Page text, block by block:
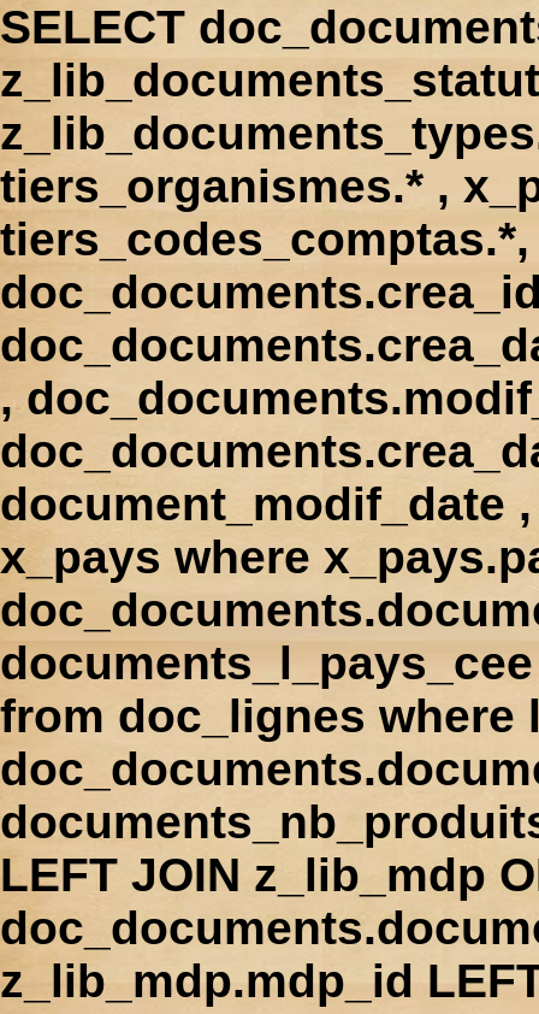
SELECT
tiers_organismes.* ,
,
document_modif_date
x_pays where
from doc_lignes where
LEFT JOIN z_lib_mdp
z_lib_mdp.mdp_id